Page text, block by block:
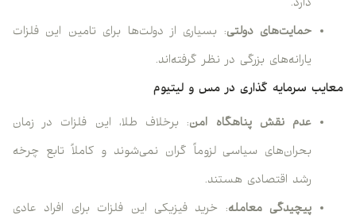
دارد.
حمایت‌های دولتی: بسیاری از دولت‌ها برای تامین این فلزات
یارانه‌های بزرگی در نظر گرفته‌اند.
معایب سرمایه گذاری در مس و لیتیوم
عدم نقش پناهگاه امن: برخلاف طلا، این فلزات در زمان
بحران‌های سیاسی لزوماً گران نمی‌شوند و کاملاً تابع چرخه
رشد اقتصادی هستند.
پیچیدگی معامله: خرید فیزیکی این فلزات برای افراد عادی